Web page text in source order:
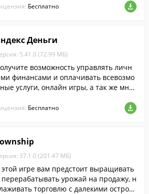
Бесплатно
Деньги
5.41.0 (72.99 МБ)
возможность управлять личн
финансами и оплачивать всевозмо
услуги, онлайн игры, а так же мног
Бесплатно
37.1.0 (201.47 МБ)
этой игре вам предстоит выращивать
перерабатывать урожай на продажу, н
торговлю с далекими остров